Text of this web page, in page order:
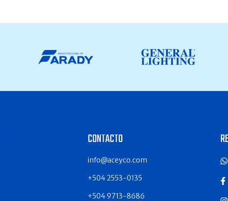
CONTACTO
info@aceyco.com
+504 2553-0135
+504 9713-8686